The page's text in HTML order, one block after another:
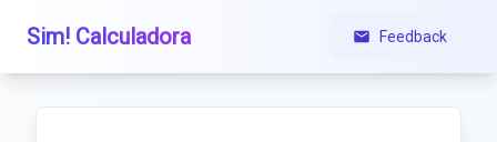
Sim! Calculadora Feedback